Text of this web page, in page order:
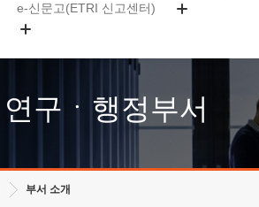
e-신문고(ETRI 신고센터)
고객의소리
수의계약 현황
연구ㆍ행정부서
부서 소개